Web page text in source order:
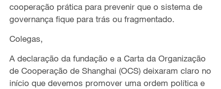
cooperação prática para prevenir que o sistema de
governança fique para trás ou fragmentado.
Colegas,
A declaração da fundação e a Carta da Organização
de Cooperação de Shanghai (OCS) deixaram claro no
início que devemos promover uma ordem política e